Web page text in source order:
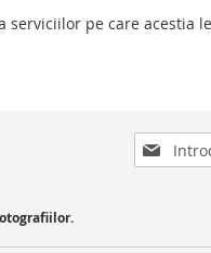
pe care acestia
Sign
Up